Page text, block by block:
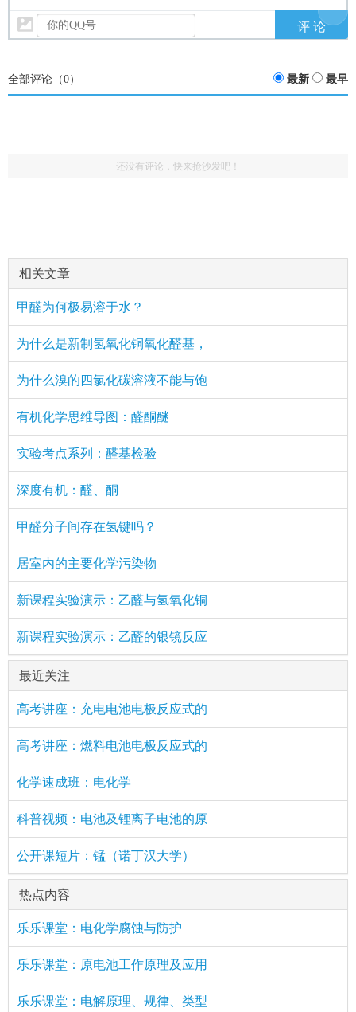
全部评论（0） 最新 最早
还没有评论，快来抢沙发吧！
相关文章
甲醛为何极易溶于水？
为什么是新制氢氧化铜氧化醛基，
为什么溴的四氯化碳溶液不能与饱
有机化学思维导图：醛酮醚
实验考点系列：醛基检验
深度有机：醛、酮
甲醛分子间存在氢键吗？
居室内的主要化学污染物
新课程实验演示：乙醛与氢氧化铜
新课程实验演示：乙醛的银镜反应
最近关注
高考讲座：充电电池电极反应式的
高考讲座：燃料电池电极反应式的
化学速成班：电化学
科普视频：电池及锂离子电池的原
公开课短片：锰（诺丁汉大学）
热点内容
乐乐课堂：电化学腐蚀与防护
乐乐课堂：原电池工作原理及应用
乐乐课堂：电解原理、规律、类型